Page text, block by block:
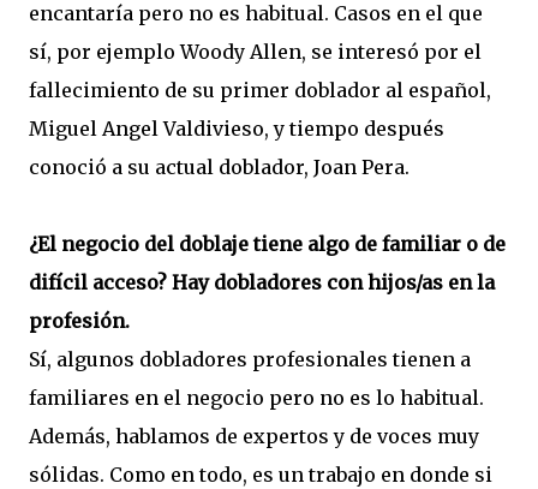
encantaría pero no es habitual. Casos en el que
sí, por ejemplo Woody Allen, se interesó por el
fallecimiento de su primer doblador al español,
Miguel Angel Valdivieso, y tiempo después
conoció a su actual doblador, Joan Pera.
¿El negocio del doblaje tiene algo de familiar o de
difícil acceso? Hay dobladores con hijos/as en la
profesión.
Sí, algunos dobladores profesionales tienen a
familiares en el negocio pero no es lo habitual.
Además, hablamos de expertos y de voces muy
sólidas. Como en todo, es un trabajo en donde si